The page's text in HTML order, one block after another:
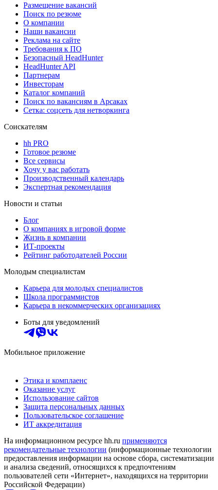
Размещение вакансий
Поиск по резюме
О компании
Наши вакансии
Реклама на сайте
Требования к ПО
Безопасный HeadHunter
HeadHunter API
Партнерам
Инвесторам
Каталог компаний
Поиск по вакансиям в Арсаках
Сетка: соцсеть для нетворкинга
Соискателям
hh PRO
Готовое резюме
Все сервисы
Хочу у вас работать
Производственный календарь
Экспертная рекомендация
Новости и статьи
Блог
О компаниях в игровой форме
Жизнь в компании
ИТ-проекты
Рейтинг работодателей России
Молодым специалистам
Карьера для молодых специалистов
Школа программистов
Карьера в некоммерческих организациях
Боты для уведомлений
Мобильное приложение
Этика и комплаенс
Оказание услуг
Использование сайтов
Защита персональных данных
Пользовательское соглашение
ИТ аккредитация
На информационном ресурсе hh.ru применяются
рекомендательные технологии (информационные технологии
предоставления информации на основе сбора, систематизации
и анализа сведений, относящихся к предпочтениям
пользователей сети «Интернет», находящихся на территории
Российской Федерации)